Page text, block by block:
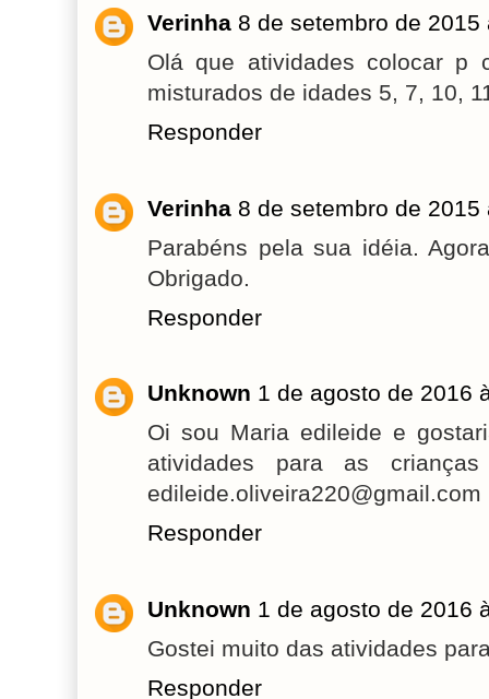
Verinha 8 de setembro de 2015
Olá que atividades colocar p
misturados de idades 5, 7, 10,
Responder
Verinha 8 de setembro de 2015
Parabéns pela sua idéia.
Obrigado.
Responder
Unknown 1 de agosto de 2016
Oi sou Maria edileide e
atividades para as
edileide.oliveira220@gmail.com
Responder
Unknown 1 de agosto de 2016
Gostei muito das atividades
Responder